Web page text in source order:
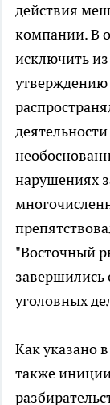
действия
компании. В
исключить
утверждению
нарушениях
"Восточный
завершились
уголовных
Как указано
также